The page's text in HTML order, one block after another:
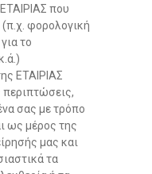
που
φορολογική
το
ΕΤΑΙΡΙΑΣ
περιπτώσεις,
σας με τρόπο
ως μέρος της
μας και
τα